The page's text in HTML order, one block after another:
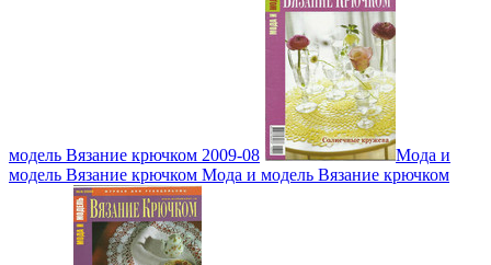
модель Вязание крючком 2009-08
Мода и
модель Вязание крючком Мода и модель Вязание крючком